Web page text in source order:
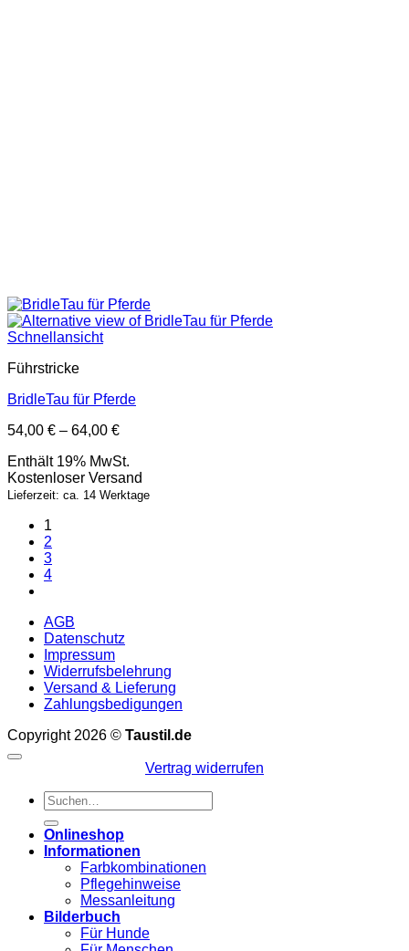
Schnellansicht
Führstricke
BridleTau für Pferde
54,00 € – 64,00 €Preisspanne:
bis
64,00 €
Enthält 19% MwSt.
Kostenloser Versand
Lieferzeit: ca. 14 Werktage
1
2
3
4
AGB
Datenschutz
Impressum
Widerrufsbelehrung
Versand & Lieferung
Zahlungsbedigungen
Copyright 2026 © Taustil.de
Vertrag widerrufen
Suchen
nach:
Onlineshop
Informationen
Farbkombinationen
Pflegehinweise
Messanleitung
Bilderbuch
Für Hunde